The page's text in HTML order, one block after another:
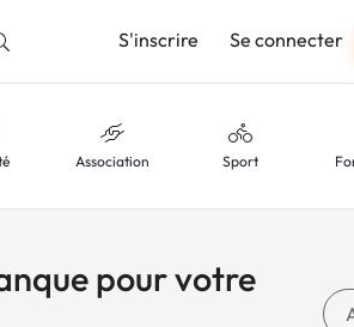
S'inscrire Se connecter
Association Sport
pour votre